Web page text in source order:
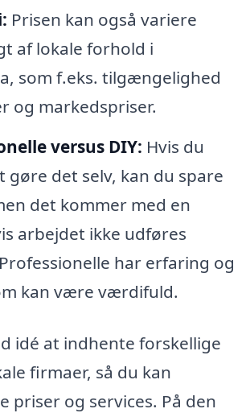
Prisen kan også variere
af lokale forhold i
som f.eks. tilgængelighed
og markedspriser.
versus DIY: Hvis du
det selv, kan du spare
det kommer med en
arbejdet ikke udføres
har erfaring og
kan være værdifuld.
idé at indhente forskellige
firmaer, så du kan
priser og services. På den